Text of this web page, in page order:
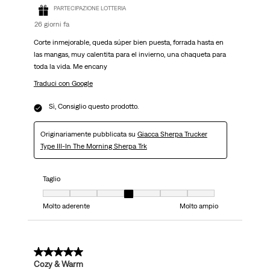
PARTECIPAZIONE LOTTERIA
26 giorni fa
Corte inmejorable, queda súper bien puesta, forrada hasta en
las mangas, muy calentita para el invierno, una chaqueta para
toda la vida. Me encany
Traduci con Google
Sì, Consiglio questo prodotto.
Originariamente pubblicata su Giacca Sherpa Trucker
Type III-In The Morning Sherpa Trk
Taglio
Taglio, 4 su 7, dove 1 è uguale a Molto aderente e 7 è uguale a Molto
Molto aderente
Molto ampio
5 su 5 stelle.
Cozy & Warm